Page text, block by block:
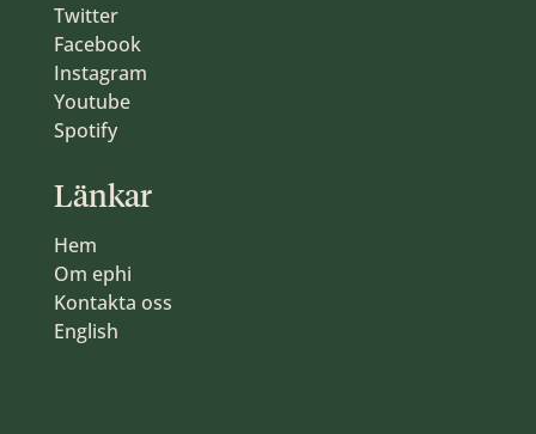
Twitter
Facebook
Instagram
Youtube
Spotify
Länkar
Hem
Om ephi
Kontakta oss
English